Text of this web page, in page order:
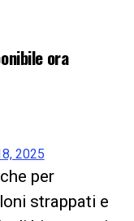
ora
2025
per
strappati e